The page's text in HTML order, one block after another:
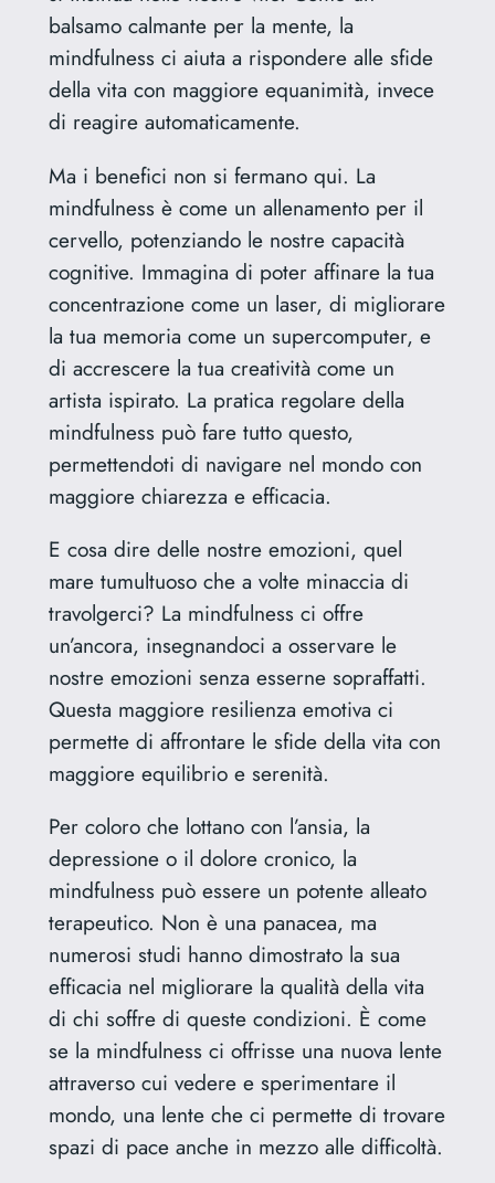
balsamo calmante per la mente, la
mindfulness ci aiuta a rispondere alle sfide
della vita con maggiore equanimità, invece
di reagire automaticamente.
Ma i benefici non si fermano qui. La
mindfulness è come un allenamento per il
cervello, potenziando le nostre capacità
cognitive. Immagina di poter affinare la tua
concentrazione come un laser, di migliorare
la tua memoria come un supercomputer, e
di accrescere la tua creatività come un
artista ispirato. La pratica regolare della
mindfulness può fare tutto questo,
permettendoti di navigare nel mondo con
maggiore chiarezza e efficacia.
E cosa dire delle nostre emozioni, quel
mare tumultuoso che a volte minaccia di
travolgerci? La mindfulness ci offre
un’ancora, insegnandoci a osservare le
nostre emozioni senza esserne sopraffatti.
Questa maggiore resilienza emotiva ci
permette di affrontare le sfide della vita con
maggiore equilibrio e serenità.
Per coloro che lottano con l’ansia, la
depressione o il dolore cronico, la
mindfulness può essere un potente alleato
terapeutico. Non è una panacea, ma
numerosi studi hanno dimostrato la sua
efficacia nel migliorare la qualità della vita
di chi soffre di queste condizioni. È come
se la mindfulness ci offrisse una nuova lente
attraverso cui vedere e sperimentare il
mondo, una lente che ci permette di trovare
spazi di pace anche in mezzo alle difficoltà.